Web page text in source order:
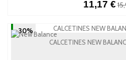
11,17 €
-30%
CALCETINES NEW